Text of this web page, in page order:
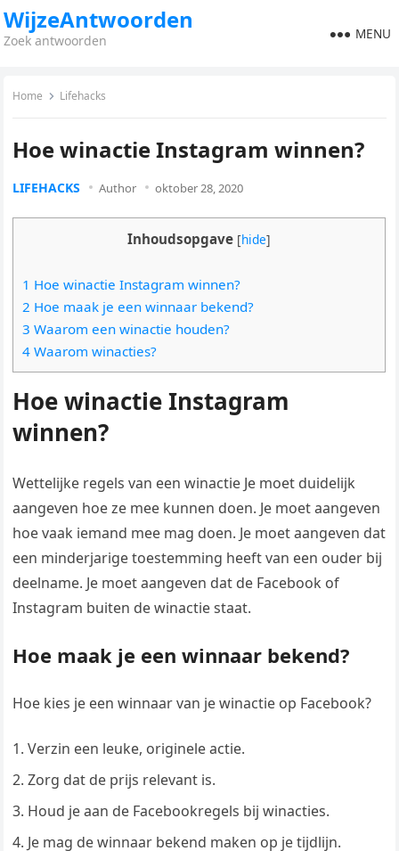
WijzeAntwoorden
Zoek antwoorden MENU
Home Lifehacks
Hoe winactie Instagram winnen?
LIFEHACKS Author oktober 28, 2020
Inhoudsopgave [hide]
1 Hoe winactie Instagram winnen?
2 Hoe maak je een winnaar bekend?
3 Waarom een winactie houden?
4 Waarom winacties?
Hoe winactie Instagram
winnen?
Wettelijke regels van een winactie Je moet duidelijk
aangeven hoe ze mee kunnen doen. Je moet aangeven
hoe vaak iemand mee mag doen. Je moet aangeven dat
een minderjarige toestemming heeft van een ouder bij
deelname. Je moet aangeven dat de Facebook of
Instagram buiten de winactie staat.
Hoe maak je een winnaar bekend?
Hoe kies je een winnaar van je winactie op Facebook?
Verzin een leuke, originele actie.
Zorg dat de prijs relevant is.
Houd je aan de Facebookregels bij winacties.
Je mag de winnaar bekend maken op je tijdlijn.